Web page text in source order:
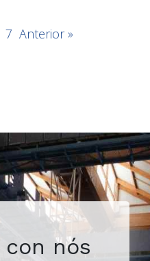
7 Anterior »
nós